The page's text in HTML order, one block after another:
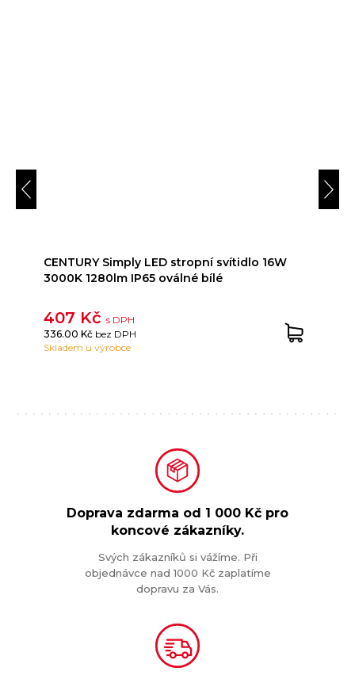
CENTURY Simply LED stropní svítidlo 16W
3000K 1280lm IP65 oválné bílé
407 Kčs DPH
336.00 Kč bez DPH
Skladem u výrobce
Doprava zdarma od 1 000 Kč pro
koncové zákazníky.
Svých zákazníků si vážíme. Při
objednávce nad 1000 Kč zaplatíme
dopravu za Vás.